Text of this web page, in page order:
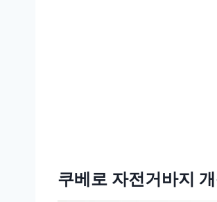
쿠베로 자전거바지 개